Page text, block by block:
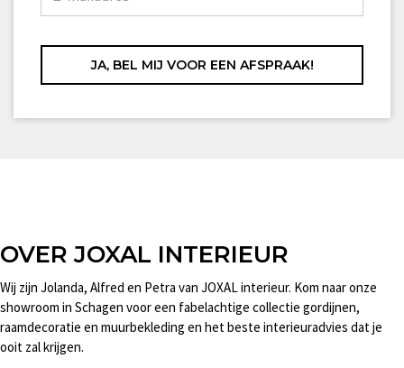
OVER JOXAL INTERIEUR
Wij zijn Jolanda, Alfred en Petra van JOXAL interieur. Kom naar onze
showroom in Schagen voor een fabelachtige collectie gordijnen,
raamdecoratie en muurbekleding en het beste interieuradvies dat je
ooit zal krijgen.